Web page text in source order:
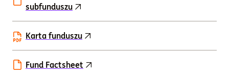
subfunduszu
Karta funduszu
Fund Factsheet